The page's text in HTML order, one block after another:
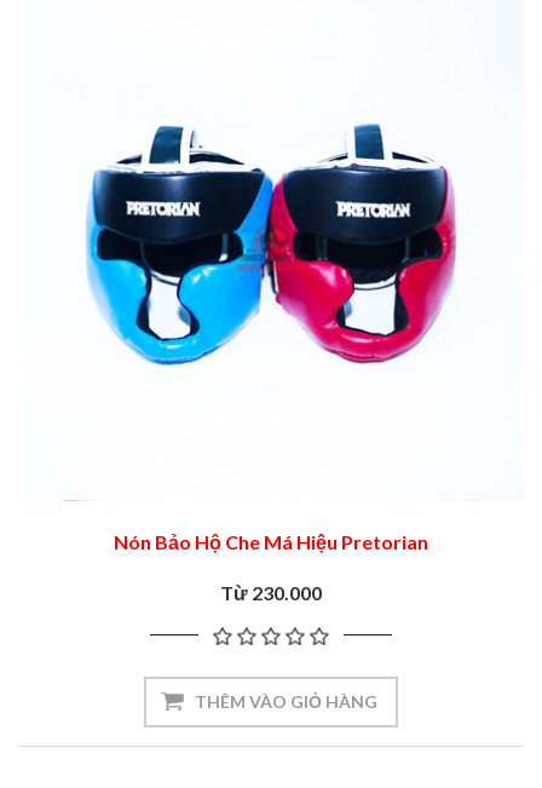
Nón Bảo Hộ Che Má Hiệu Pretorian
Từ 230.000